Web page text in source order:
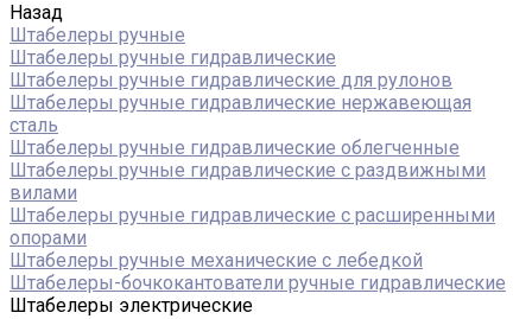
Назад
Штабелеры ручные
Штабелеры ручные гидравлические
Штабелеры ручные гидравлические для рулонов
Штабелеры ручные гидравлические нержавеющая
сталь
Штабелеры ручные гидравлические облегченные
Штабелеры ручные гидравлические с раздвижными
вилами
Штабелеры ручные гидравлические с расширенными
опорами
Штабелеры ручные механические с лебедкой
Штабелеры-бочкокантователи ручные гидравлические
Штабелеры электрические